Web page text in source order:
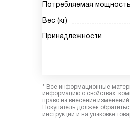
Потребляемая
Вес (кг)
Принадлежности
* Все информационные
информацию о свойствах,
право на внесение
Покупатель должен
инструкции и на упаковке